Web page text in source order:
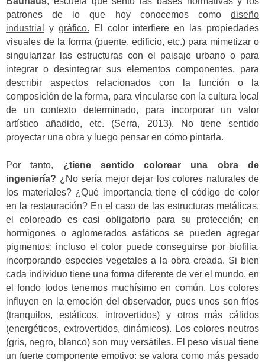
patrones de lo que hoy conocemos como diseño
industrial
y gráfico. El color interfiere en las propiedades
visuales de la forma (puente, edificio, etc.) para mimetizar o
singularizar las estructuras con el paisaje urbano o para
integrar o desintegrar sus elementos componentes, para
describir aspectos relacionados con la función o la
composición de la forma, para vincularse con la cultura local
de un contexto determinado, para incorporar un valor
artístico añadido, etc. (Serra, 2013). No tiene sentido
proyectar una obra y luego pensar en cómo pintarla.
Por tanto, ¿tiene sentido colorear una obra de
ingeniería? ¿No sería mejor dejar los colores naturales de
los materiales? ¿Qué importancia tiene el código de color
en la restauración? En el caso de las estructuras metálicas,
el coloreado es casi obligatorio para su protección; en
hormigones o aglomerados asfáticos se pueden agregar
pigmentos; incluso el color puede conseguirse por biofilia,
incorporando especies vegetales a la obra creada. Si bien
cada individuo tiene una forma diferente de ver el mundo, en
el fondo todos tenemos muchísimo en común. Los colores
influyen en la emoción del observador, pues unos son fríos
(tranquilos, estáticos, introvertidos) y otros más cálidos
(energéticos, extrovertidos, dinámicos). Los colores neutros
(gris, negro, blanco) son muy versátiles. El peso visual tiene
un fuerte componente emotivo: se valora como más pesado